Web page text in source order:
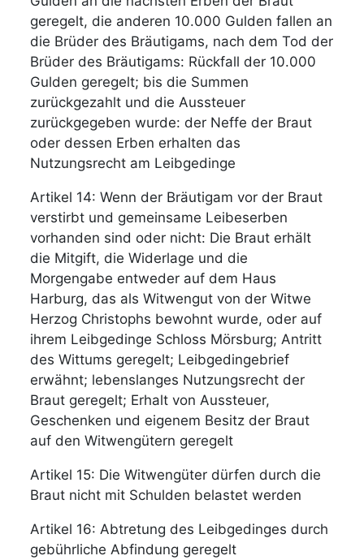
geregelt, die anderen 10.000 Gulden fallen an
die Brüder des Bräutigams, nach dem Tod der
Brüder des Bräutigams: Rückfall der 10.000
Gulden geregelt; bis die Summen
zurückgezahlt und die Aussteuer
zurückgegeben wurde: der Neffe der Braut
oder dessen Erben erhalten das
Nutzungsrecht am Leibgedinge
Artikel 14: Wenn der Bräutigam vor der Braut
verstirbt und gemeinsame Leibeserben
vorhanden sind oder nicht: Die Braut erhält
die Mitgift, die Widerlage und die
Morgengabe entweder auf dem Haus
Harburg, das als Witwengut von der Witwe
Herzog Christophs bewohnt wurde, oder auf
ihrem Leibgedinge Schloss Mörsburg; Antritt
des Wittums geregelt; Leibgedingebrief
erwähnt; lebenslanges Nutzungsrecht der
Braut geregelt; Erhalt von Aussteuer,
Geschenken und eigenem Besitz der Braut
auf den Witwengütern geregelt
Artikel 15: Die Witwengüter dürfen durch die
Braut nicht mit Schulden belastet werden
Artikel 16: Abtretung des Leibgedinges durch
gebührliche Abfindung geregelt